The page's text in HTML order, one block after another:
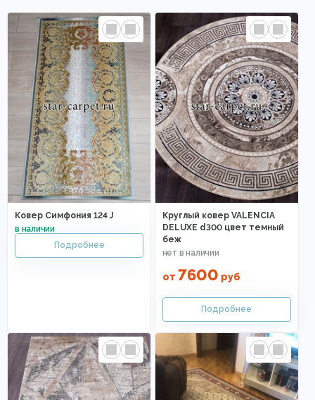
Ковер Симфония 124 J
Круглый ковер VALENCIA
DELUXE d300 цвет темный
беж
от 7600 руб